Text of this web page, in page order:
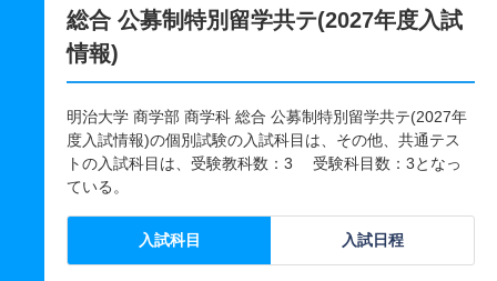
総合 公募制特別留学共テ(2027年度入試
情報)
明治大学 商学部 商学科 総合 公募制特別留学共テ(2027年
度入試情報)の個別試験の入試科目は、その他、共通テス
トの入試科目は、受験教科数：3 受験科目数：3となっ
ている。
入試科目 入試日程